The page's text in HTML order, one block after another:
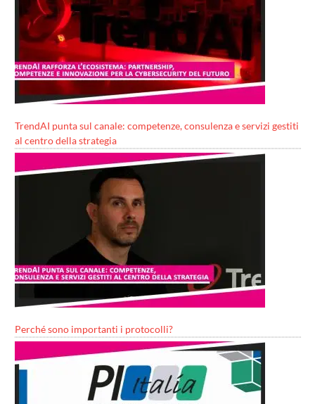
TrendAI punta sul canale: competenze, consulenza e servizi gestiti
al centro della strategia
Perché sono importanti i protocolli?